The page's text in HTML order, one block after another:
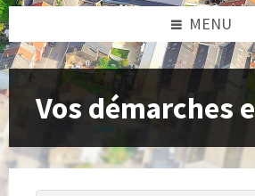
MENU
Vos démarches